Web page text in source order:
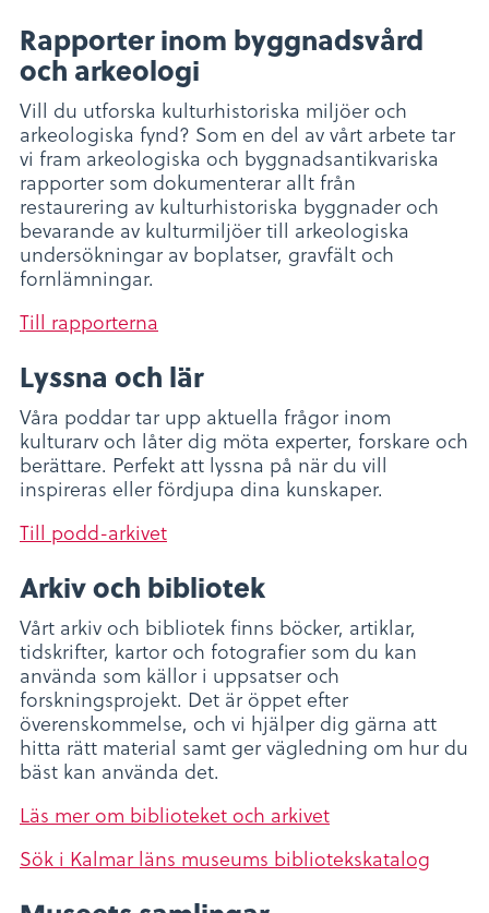
Rapporter inom byggnadsvård
och arkeologi
Vill du utforska kulturhistoriska miljöer och
arkeologiska fynd? Som en del av vårt arbete tar
vi fram arkeologiska och byggnadsantikvariska
rapporter som dokumenterar allt från
restaurering av kulturhistoriska byggnader och
bevarande av kulturmiljöer till arkeologiska
undersökningar av boplatser, gravfält och
fornlämningar.
Till rapporterna
Lyssna och lär
Våra poddar tar upp aktuella frågor inom
kulturarv och låter dig möta experter, forskare och
berättare. Perfekt att lyssna på när du vill
inspireras eller fördjupa dina kunskaper.
Till podd-arkivet
Arkiv och bibliotek
Vårt arkiv och bibliotek finns böcker, artiklar,
tidskrifter, kartor och fotografier som du kan
använda som källor i uppsatser och
forskningsprojekt. Det är öppet efter
överenskommelse, och vi hjälper dig gärna att
hitta rätt material samt ger vägledning om hur du
bäst kan använda det.
Läs mer om biblioteket och arkivet
Sök i Kalmar läns museums bibliotekskatalog